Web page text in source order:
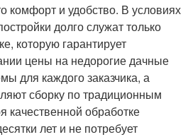
комфорт и удобство. В условиях
долго служат только
которую гарантирует
цены на недорогие дачные
для каждого заказчика, а
сборку по традиционным
качественной обработке
лет и не потребует